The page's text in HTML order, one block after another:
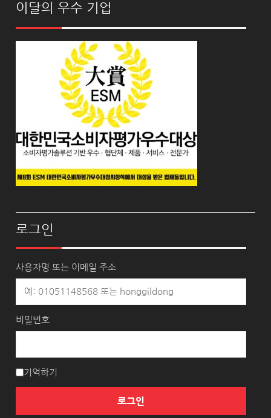
이달의 우수 기업
로그인
사용자명 또는 이메일 주소
비밀번호
기억하기
로그인